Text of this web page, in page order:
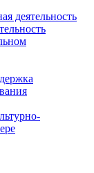
деятельность